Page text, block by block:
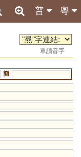
粵
普
單讀音字
簡